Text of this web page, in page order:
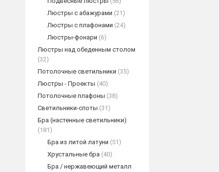
Люстры с абажурами (21)
Люстры с плафонами (24)
Люстры-фонари (6)
Люстры над обеденным столом
(32)
Потолочные светильники (35)
Люстры - Проекты (40)
Потолочные плафоны (38)
Светильники-споты (31)
Бра (настенные светильники)
(181)
Бра из литой латуни (51)
Хрустальные бра (40)
Бра / нержавеющий металл